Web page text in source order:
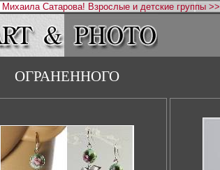
Сатарова! Взрослые и детские группы >>
ОГРАНЕННОГО